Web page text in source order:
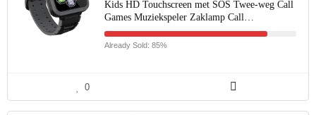
Kids HD Touchscreen met SOS Twee-weg Call
Games Muziekspeler Zaklamp Call…
Already Sold: 85%
0